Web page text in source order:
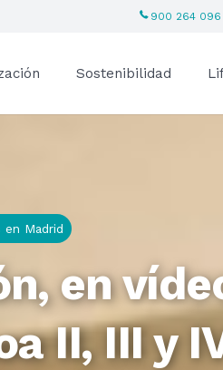
900 264 096
Sostenibilidad
Madrid
en
II, III y